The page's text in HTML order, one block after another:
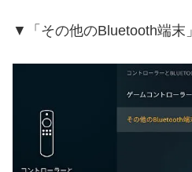
▼「その他のBluetooth端末